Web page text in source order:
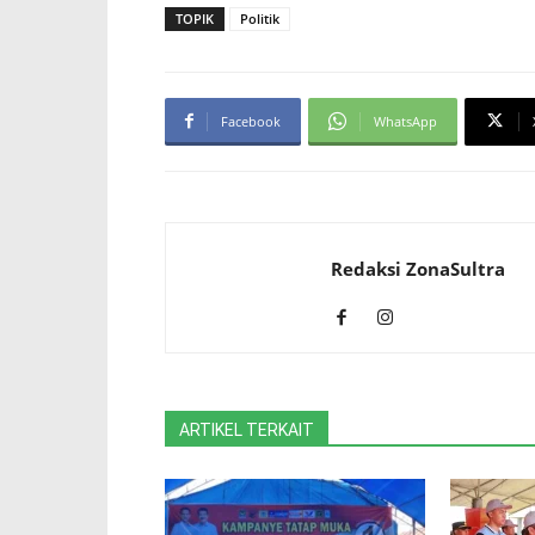
TOPIK Politik
Facebook WhatsApp
Redaksi ZonaSultra
ARTIKEL TERKAIT